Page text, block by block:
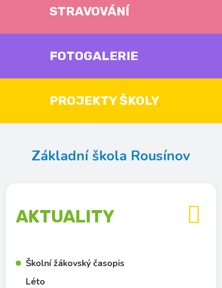
STRAVOVÁNÍ
FOTOGALERIE
PROJEKTY ŠKOLY
Základní škola Rousínov
AKTUALITY
Školní žákovský časopis
Léto
